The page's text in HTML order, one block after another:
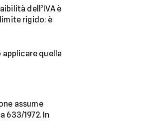
dell’IVA è
rigido: è
applicare quella
assume
633/1972. In